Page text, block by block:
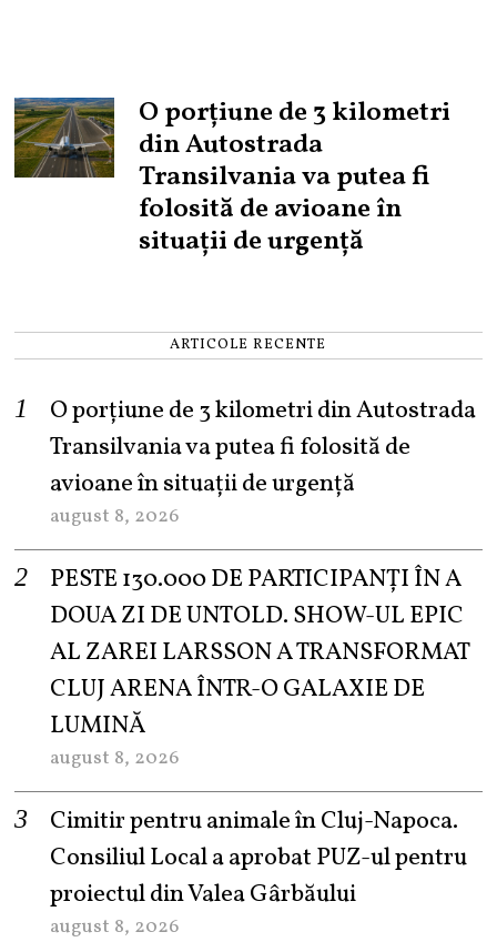
O porțiune de 3 kilometri
din Autostrada
Transilvania va putea fi
folosită de avioane în
situații de urgență
ARTICOLE RECENTE
O porțiune de 3 kilometri din Autostrada
Transilvania va putea fi folosită de
avioane în situații de urgență
august 8, 2026
PESTE 130.000 DE PARTICIPANȚI ÎN A
DOUA ZI DE UNTOLD. SHOW-UL EPIC
AL ZAREI LARSSON A TRANSFORMAT
CLUJ ARENA ÎNTR-O GALAXIE DE
LUMINĂ
august 8, 2026
Cimitir pentru animale în Cluj-Napoca.
Consiliul Local a aprobat PUZ-ul pentru
proiectul din Valea Gârbăului
august 8, 2026